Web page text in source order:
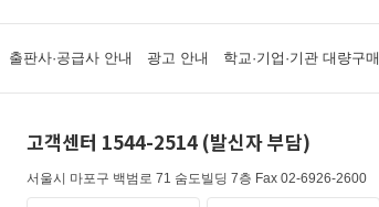
출판사·공급사 안내 광고 안내 학교·기업·기관 대량구매
고객센터 1544-2514 (발신자 부담)
서울시 마포구 백범로 71 숨도빌딩 7층 Fax 02-6926-2600